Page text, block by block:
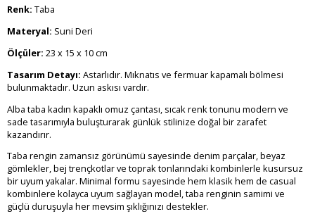
Renk: Taba
Materyal: Suni Deri
Ölçüler: 23 x 15 x 10 cm
Tasarım Detayı: Astarlıdır. Mıknatıs ve fermuar kapamalı bölmesi
bulunmaktadır. Uzun askısı vardır.
Alba taba kadın kapaklı omuz çantası, sıcak renk tonunu modern ve
sade tasarımıyla buluşturarak günlük stilinize doğal bir zarafet
kazandırır.
Taba rengin zamansız görünümü sayesinde denim parçalar, beyaz
gömlekler, bej trençkotlar ve toprak tonlarındaki kombinlerle kusursuz
bir uyum yakalar. Minimal formu sayesinde hem klasik hem de casual
kombinlere kolayca uyum sağlayan model, taba renginin samimi ve
güçlü duruşuyla her mevsim şıklığınızı destekler.